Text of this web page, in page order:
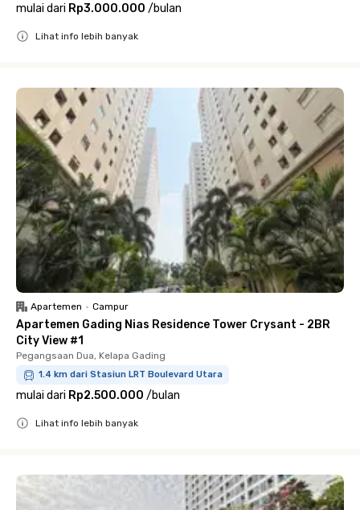
mulai dari Rp3.000.000 /bulan
Lihat info lebih banyak
Apartemen • Campur
Apartemen Gading Nias Residence Tower Crysant - 2BR
City View #1
Pegangsaan Dua, Kelapa Gading
1.4 km dari Stasiun LRT Boulevard Utara
mulai dari Rp2.500.000 /bulan
Lihat info lebih banyak